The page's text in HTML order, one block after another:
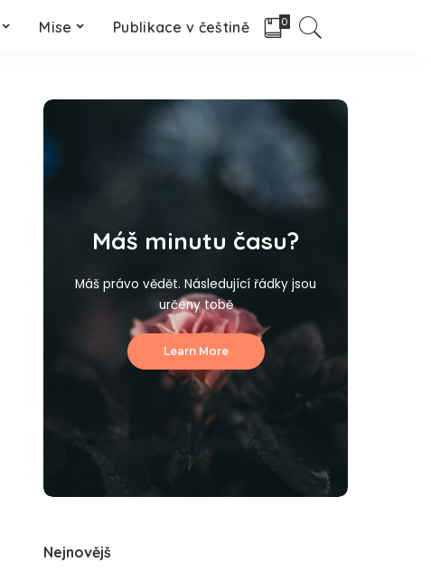
Mise Publikace v češtině 0
Máš minutu času?
Máš právo vědět. Následující řádky jsou
určeny tobě
Learn More
Nejnovějš